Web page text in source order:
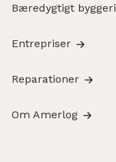
Bæredygtigt byggeri
Entrepriser
Reparationer
Om Amerlog